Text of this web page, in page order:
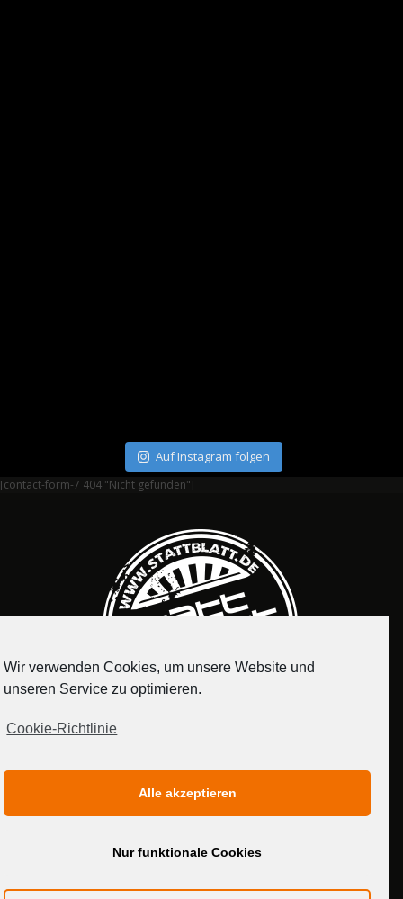
Auf Instagram folgen
[contact-form-7 404 "Nicht gefunden"]
MEDIADATEN
Wir verwenden Cookies, um unsere Website und
unseren Service zu optimieren.
Cookie-Richtlinie
Alle akzeptieren
Nur funktionale Cookies